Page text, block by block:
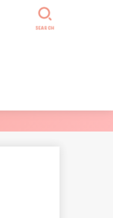
SEARCH